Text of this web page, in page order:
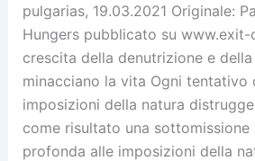
pulgarias, 19.03.2021 Originale:
Hungers pubblicato su www.exit-
crescita della denutrizione e
minacciano la vita Ogni tentativo
imposizioni della natura
come risultato una sottomissione
profonda alle imposizioni della